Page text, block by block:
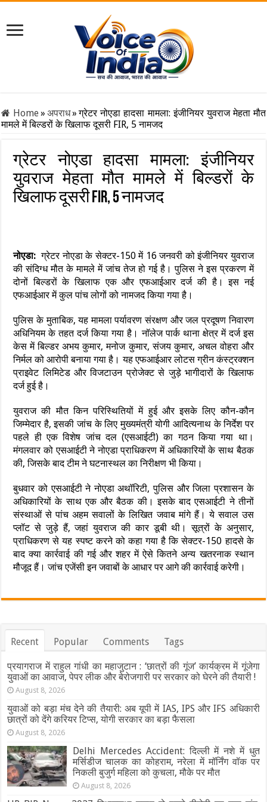
Home» अपराध» ग्रेटर नोएडा हादसा मामला: इंजीनियर युवराज मेहता मौत
मामले में बिल्‍डरों के खिलाफ दूसरी FIR, 5 नामजद
ग्रेटर नोएडा हादसा मामला: इंजीनियर
युवराज मेहता मौत मामले में बिल्‍डरों के
खिलाफ दूसरी FIR, 5 नामजद
नोएडा:ग्रेटर नोएडा के सेक्टर-150 में 16 जनवरी को इंजीनियर युवराज
की संदिग्ध मौत के मामले में जांच तेज हो गई है। पुलिस ने इस प्रकरण में
दोनों बिल्डरों के खिलाफ एक और एफआईआर दर्ज की है। इस नई
एफआईआर में कुल पांच लोगों को नामजद किया गया है।
पुलिस के मुताबिक, यह मामला पर्यावरण संरक्षण और जल प्रदूषण निवारण
अधिनियम के तहत दर्ज किया गया है। नॉलेज पार्क थाना क्षेत्र में दर्ज इस
केस में बिल्डर अभय कुमार, मनोज कुमार, संजय कुमार, अचल वोहरा और
निर्मल को आरोपी बनाया गया है। यह एफआईआर लोटस ग्रीन कंस्ट्रक्शन
प्राइवेट लिमिटेड और विजटाउन प्रोजेक्ट से जुड़े भागीदारों के खिलाफ
दर्ज हुई है।
युवराज की मौत किन परिस्थितियों में हुई और इसके लिए कौन-कौन
जिम्मेदार है, इसकी जांच के लिए मुख्यमंत्री योगी आदित्यनाथ के निर्देश पर
पहले ही एक विशेष जांच दल (एसआईटी) का गठन किया गया था।
मंगलवार को एसआईटी ने नोएडा प्राधिकरण में अधिकारियों के साथ बैठक
की, जिसके बाद टीम ने घटनास्थल का निरीक्षण भी किया।
बुधवार को एसआईटी ने नोएडा अथॉरिटी, पुलिस और जिला प्रशासन के
अधिकारियों के साथ एक और बैठक की। इसके बाद एसआईटी ने तीनों
संस्थाओं से पांच अहम सवालों के लिखित जवाब मांगे हैं। ये सवाल उस
प्लॉट से जुड़े हैं, जहां युवराज की कार डूबी थी। सूत्रों के अनुसार,
प्राधिकरण से यह स्पष्ट करने को कहा गया है कि सेक्टर-150 हादसे के
बाद क्या कार्रवाई की गई और शहर में ऐसे कितने अन्य खतरनाक स्थान
मौजूद हैं। जांच एजेंसी इन जवाबों के आधार पर आगे की कार्रवाई करेगी।
Recent Popular Comments Tags
प्रयागराज में राहुल गांधी का महाजुटान : ‘छात्रों की गूंज’ कार्यक्रम में गूंजेगा
युवाओं का आवाज, पेपर लीक और बेरोजगारी पर सरकार को घेरने की तैयारी !
August 8, 2026
युवाओं को बड़ा मंच देने की तैयारी: अब यूपी में IAS, IPS और IFS अधिकारी
छात्रों को देंगे करियर टिप्स, योगी सरकार का बड़ा फैसला
August 8, 2026
Delhi Mercedes Accident: दिल्ली में नशे में धुत
मर्सिडीज चालक का कोहराम, नरेला में मॉर्निंग वॉक पर
निकली बुजुर्ग महिला को कुचला, मौके पर मौत
August 8, 2026